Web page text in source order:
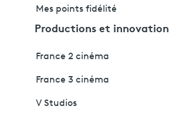
Mes points fidélité
Productions et innovation
France 2 cinéma
France 3 cinéma
V Studios